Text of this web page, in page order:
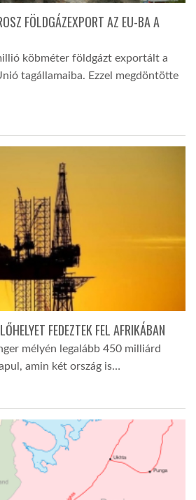
FÖLDGÁZEXPORT AZ EU-BA A
köbméter földgázt exportált a
tagállamaiba. Ezzel megdöntötte
FEDEZTEK FEL AFRIKÁBAN
mélyén legalább 450 milliárd
amin két ország is…